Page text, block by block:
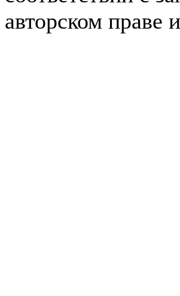
авторском праве